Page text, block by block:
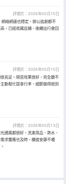
評價於：2026年05月15日
絡網速也穩定，辦公追劇都不
，已經收藏店鋪，後續出行會回
評價於：2026年05月15日
充足。隔音效果很好，完全聽不
動幫忙提拿行李，細節做得很到
評價於：2026年05月13日
通風都很好，洗漱用品、熱水、
求響應也及時。樓道安靜不嘈